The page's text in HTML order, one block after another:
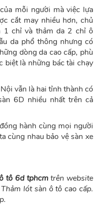
mỗi người mà việc lựa
cắt may nhiều hơn, chủ
1 chỉ và thảm da 2 chỉ ô
da phổ thông nhưng có
dòng da cao cấp, phù
biệt là những bác tài chạy
vẫn là hai tỉnh thành có
6D nhiều nhất trên cả
hành cùng mọi người
cùng nhau bảo vệ sàn xe
tô 6d tphcmtrên website
lót sàn ô tô cao cấp.